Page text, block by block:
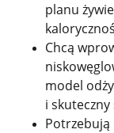
planu
Chcą
model
i